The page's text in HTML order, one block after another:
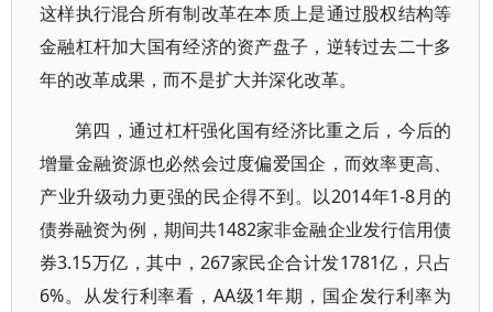
这样执行混合所有制改革在本质上是通过股权结构等
金融杠杆加大国有经济的资产盘子，逆转过去二十多
年的改革成果，而不是扩大并深化改革。
第四，通过杠杆强化国有经济比重之后，今后的
增量金融资源也必然会过度偏爱国企，而效率更高、
产业升级动力更强的民企得不到。以2014年1-8月的
债券融资为例，期间共1482家非金融企业发行信用债
券3.15万亿，其中，267家民企合计发1781亿，只占
6%。从发行利率看，AA级1年期，国企发行利率为